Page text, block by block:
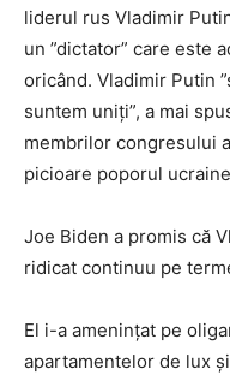
liderul rus Vladimir
un ”dictator” care este
oricând. Vladimir Putin
suntem uniţi”, a mai
membrilor congresului
picioare poporul
Joe Biden a promis că
ridicat continuu pe
El i-a ameninţat pe
apartamentelor de lux